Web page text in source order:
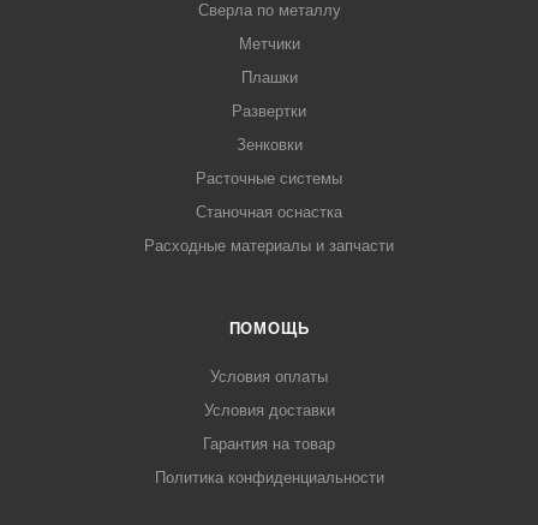
Сверла по металлу
Метчики
Плашки
Развертки
Зенковки
Расточные системы
Станочная оснастка
Расходные материалы и запчасти
ПОМОЩЬ
Условия оплаты
Условия доставки
Гарантия на товар
Политика конфиденциальности